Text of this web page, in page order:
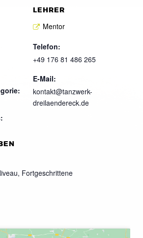
LEHRER
Mentor
Telefon:
+49 176 81 486 265
E-Mail:
kontakt@tanzwerk-
dreilaendereck.de
Fortgeschrittene